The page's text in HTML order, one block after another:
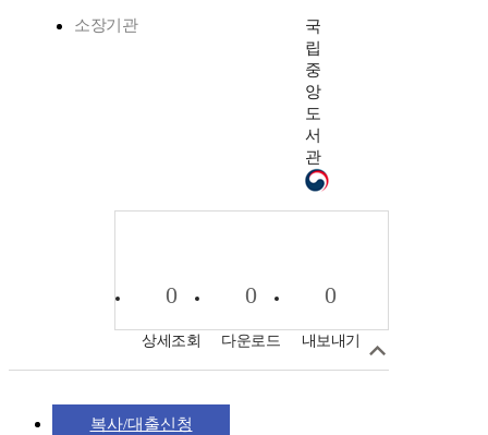
소장기관
국
립
중
앙
도
서
관
0
상세조회
0
다운로드
0
내보내기
복사/대출신청